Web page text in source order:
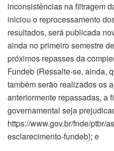
inconsistências na filtragem
iniciou o reprocessamento
resultados, será publicada
ainda no primeiro semestre
próximos repasses da
Fundeb (Ressalte-se, ainda,
também serão realizados os
anteriormente repassadas, a
governamental seja
https://www.gov.br/fnde/ptbr/
esclarecimento-fundeb); e